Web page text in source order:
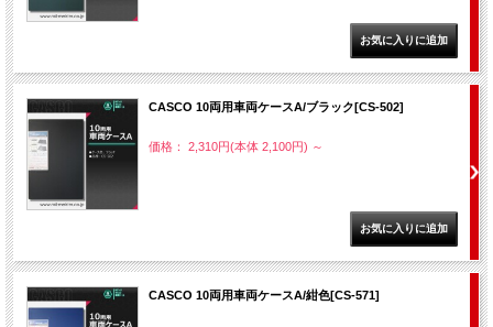
CASCO 10両用車両ケースA/ブラック[CS-502]
価格： 2,310円(本体 2,100円) ～
CASCO 10両用車両ケースA/紺色[CS-571]